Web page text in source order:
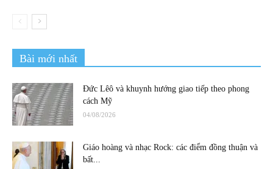
Bài mới nhất
Đức Lêô và khuynh hướng giao tiếp theo phong
cách Mỹ
04/08/2026
Giáo hoàng và nhạc Rock: các điểm đồng thuận và
bất...